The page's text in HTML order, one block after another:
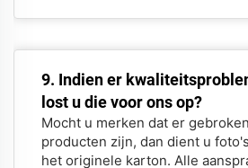
9. Indien er
lost u die voor ons op?
Mocht u merken dat er
producten zijn, dan dient u
het originele karton. Alle